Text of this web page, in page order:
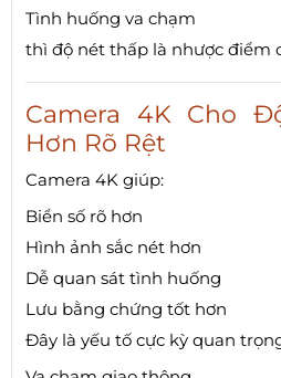
Tình huống va chạm
thì độ nét thấp là nhược điểm
Camera 4K Cho
Hơn Rõ Rệt
Camera 4K giúp:
Biển số rõ hơn
Hình ảnh sắc nét hơn
Dễ quan sát tình huống
Lưu bằng chứng tốt hơn
Đây là yếu tố cực kỳ quan